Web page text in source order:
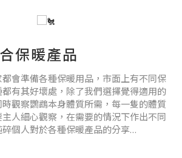
需常備，如有任何自
接與家禽及其他野鳥接觸而互相感染
染），而人類過度圈養家禽導致感染傳
也相當高，人類透過接觸及進食受感染
染，香港出現第一宗
保暖產品
會準備各種保暖用品，市面上有不同保
有其好壞處，除了我們選擇覺得適用的
觀察鸚鵡本身體質所需，每一隻的體質
人細心觀察，在需要的情況下作出不同
個人對於各種保暖產品的分享